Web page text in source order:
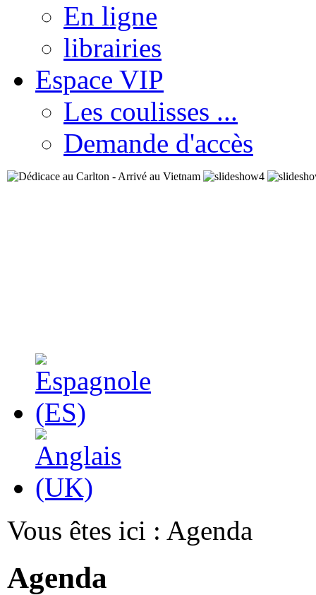
En ligne
librairies
Espace VIP
Les coulisses ...
Demande d'accès
Vous êtes ici : Agenda
Agenda